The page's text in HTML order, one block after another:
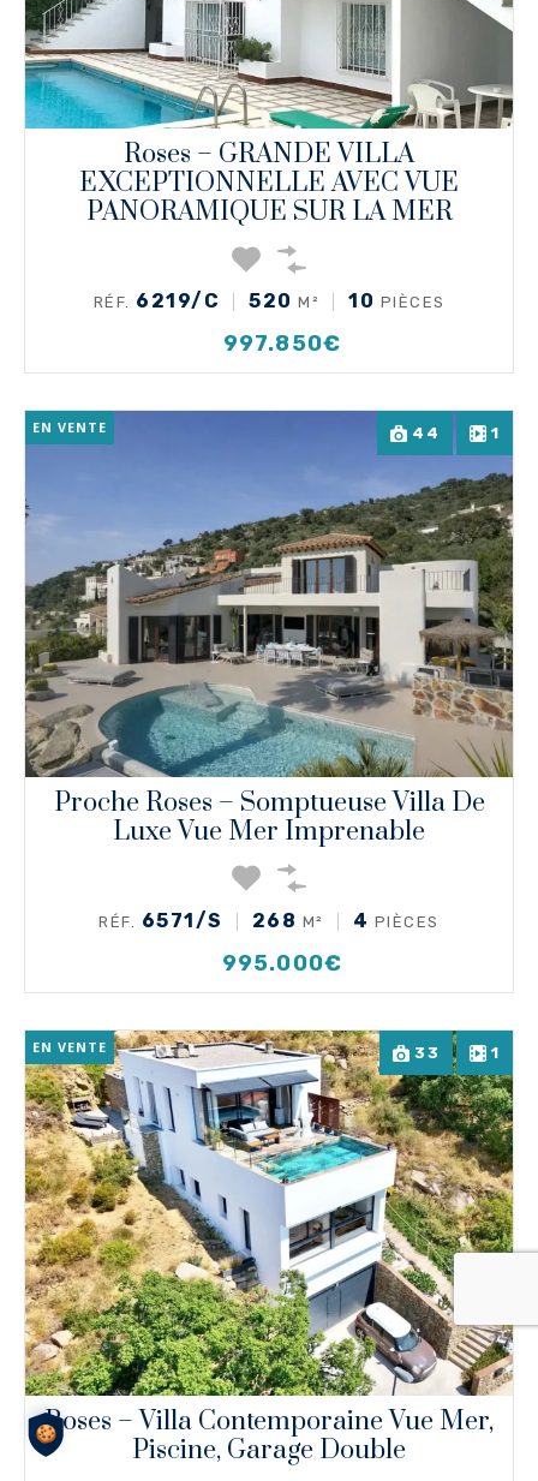
Roses – GRANDE VILLA
EXCEPTIONNELLE AVEC VUE
PANORAMIQUE SUR LA MER
RÉF. 6219/C 520 M² 10 PIÈCES
997.850€
44 1
EN VENTE
Proche Roses – Somptueuse Villa De
Luxe Vue Mer Imprenable
RÉF. 6571/S 268 M² 4 PIÈCES
995.000€
33 1
EN VENTE
Roses – Villa Contemporaine Vue Mer,
Piscine, Garage Double